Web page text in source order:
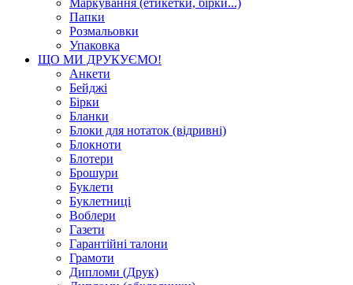
Маркування (етикетки, бірки...)
Папки
Розмальовки
Упаковка
ЩО МИ ДРУКУЄМО!
Анкети
Бейджі
Бірки
Бланки
Блоки для нотаток (відривні)
Блокноти
Блотери
Брошури
Буклети
Буклетниці
Воблери
Газети
Гарантійні талони
Грамоти
Дипломи (Друк)